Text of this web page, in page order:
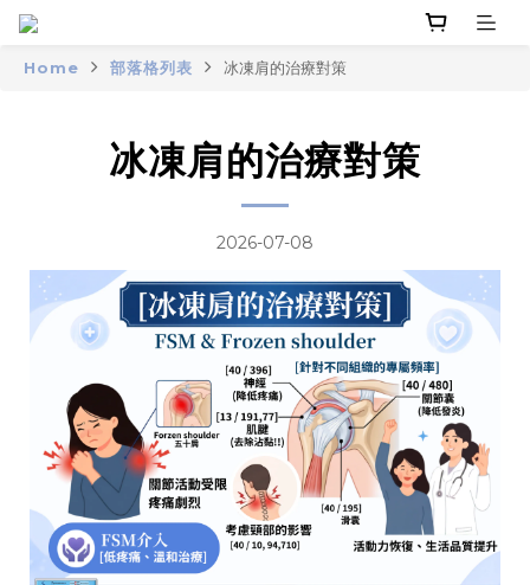
Home 部落格列表 冰凍肩的治療對策
冰凍肩的治療對策
2026-07-08